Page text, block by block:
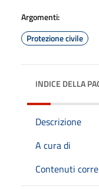
Argomenti:
Protezione civile
INDICE DELLA
Descrizione
A cura di
Contenuti